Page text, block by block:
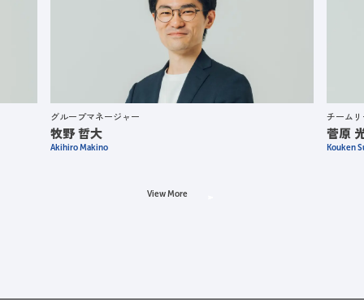
グループマネージャー
牧野 哲大
Akihiro Makino
チーム
菅原
Kouken
View More